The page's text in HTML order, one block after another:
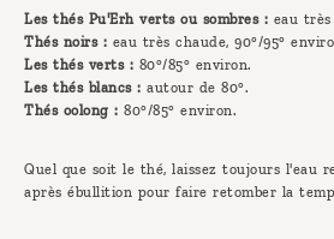
Les thés Pu'Erh verts ou sombres : eau très
Thés noirs : eau très chaude, 90°/95°
Les thés verts : 80°/85° environ.
Les thés blancs : autour de 80°.
Thés oolong : 80°/85° environ.
Quel que soit le thé, laissez toujours l'eau
après ébullition pour faire retomber la